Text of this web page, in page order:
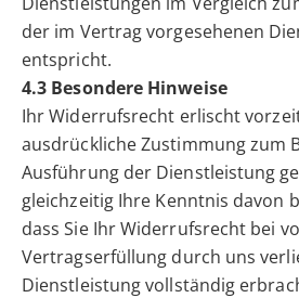
der im Vertrag vorgesehenen
entspricht.
4.3 Besondere Hinweise
Ihr Widerrufsrecht erlischt
ausdrückliche Zustimmung zum
Ausführung der Dienstleistung
gleichzeitig Ihre Kenntnis davon
dass Sie Ihr Widerrufsrecht bei
Vertragserfüllung durch uns
Dienstleistung vollständig